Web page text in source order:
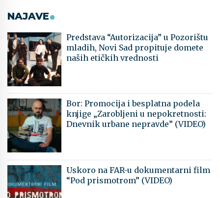
NAJAVE
Predstava “Autorizacija” u Pozorištu
mladih, Novi Sad propituje domete
naših etičkih vrednosti
Bor: Promocija i besplatna podela
knjige „Zarobljeni u nepokretnosti:
Dnevnik urbane nepravde” (VIDEO)
Uskoro na FAR-u dokumentarni film
“Pod prismotrom” (VIDEO)